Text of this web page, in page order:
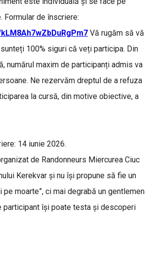
Formular de înscriere:
Vă rugăm să vă
100% siguri că veți participa. Din
numărul maxim de participanți admis va
Ne rezervăm dreptul de a refuza
la cursă, din motive obiective, a
14 iunie 2026.
de Randonneurs Miercurea Ciuc
Kerekvar și nu își propune să fie un
pe moarte”, ci mai degrabă un gentlemen
participant își poate testa și descoperi